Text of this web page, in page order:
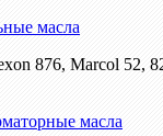
масла
876, Marcol 52,
масла